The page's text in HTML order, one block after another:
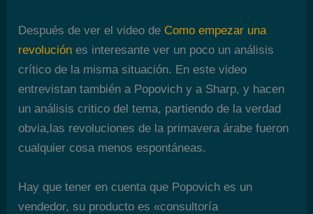
Después de ver el video de Como empezar una
revolución es interesante ver un poco un análisis
crítico de la misma situación. En este video
entrevistan también a Popovich y a Sharp, y hacen
un análisis critico del tema, partiendo de la verdad
obvia,las revoluciones de la primavera árabe fueron
cualquier cosa menos espontáneas.
Hay que tener en cuenta que Popovich es un
vendedor, su producto es «consultoría